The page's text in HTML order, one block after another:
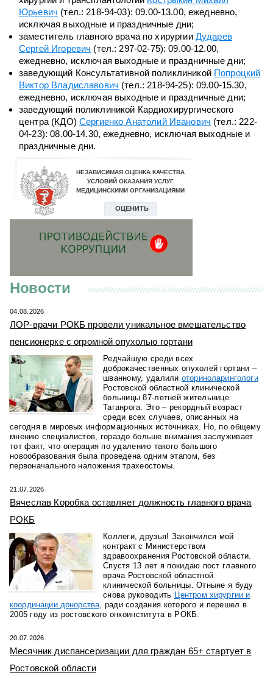
Юрьевич (тел.: 218-94-03): 09.00-13.00, ежедневно,
исключая выходные и праздничные дни;
заместитель главного врача по хирургии Дударев
Сергей Игоревич (тел.: 297-02-75): 09.00-12.00,
ежедневно, исключая выходные и праздничные дни;
заведующий Консультативной поликлиникой Попроцкий
Виктор Владиславович (тел.: 218-94-25): 09.00-15.30,
ежедневно, исключая выходные и праздничные дни;
заведующий поликлиникой Кардиохирургического
центра (КДО) Сергиенко Анатолий Иванович (тел.: 222-
04-23): 08.00-14.30, ежедневно, исключая выходные и
праздничные дни.
Новости
04.08.2026
ЛОР-врачи РОКБ провели уникальное вмешательство
пенсионерке с огромной опухолью гортани
Редчайшую среди всех
доброкачественных опухолей гортани –
шванному, удалили оториноларингологи
Ростовской областной клинической
больницы 87-летней жительнице
Таганрога. Это – рекордный возраст
среди всех случаев, описанных на
сегодня в мировых информационных источниках. Но, по общему
мнению специалистов, гораздо больше внимания заслуживает
тот факт, что операция по удалению такого большого
новообразования была проведена одним этапом, без
первоначального наложения трахеостомы.
21.07.2026
Вячеслав Коробка оставляет должность главного врача
РОКБ
Коллеги, друзья! Закончился мой
контракт с Министерством
здравоохранения Ростовской области.
Спустя 13 лет я покидаю пост главного
врача Ростовской областной
клинической больницы. Отныне я буду
снова руководить Центром хирургии и
координации донорства , ради создания которого и перешел в
2005 году из ростовского онкоинститута в РОКБ.
20.07.2026
Месячник диспансеризации для граждан 65+ стартует в
Ростовской области